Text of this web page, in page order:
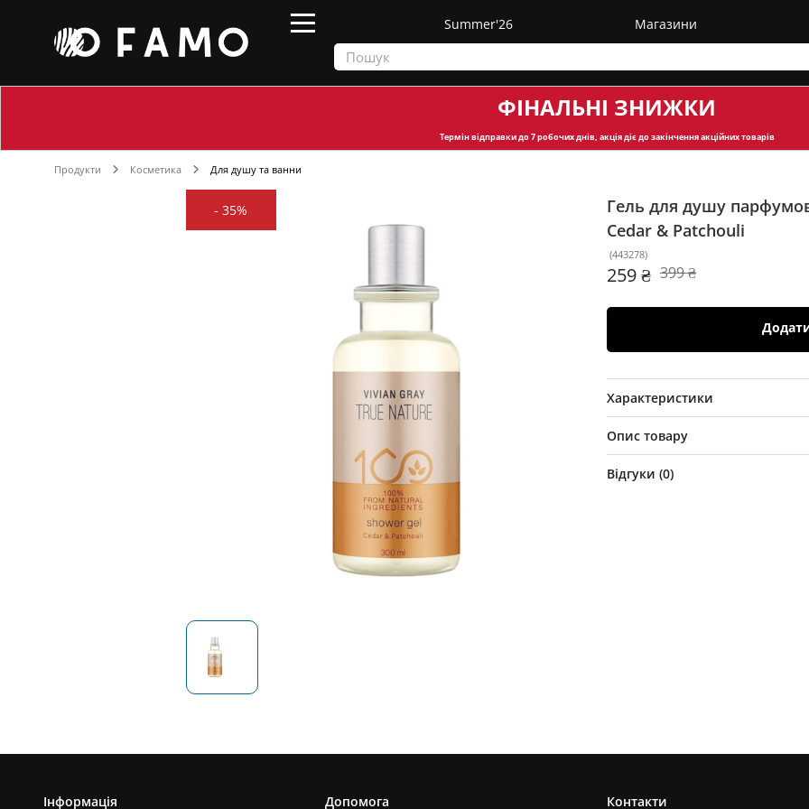
Summer'26 Магазини
ФІНАЛЬНІ ЗНИЖКИ
Термін відправкидо 7 робочих днів, акція діє до закінчення акційних товарів
Продукти Косметика Для душу та ванни
- 35%
Гель для душу
Cedar & Patchouli
(443278)
259 ₴ 399 ₴
Характеристики
Опис товару
Відгуки (0)
Інформація Допомога Контакти